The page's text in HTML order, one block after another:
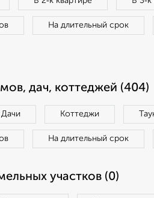
На длительный срок
дач, коттеджей (404)
Дачи Коттеджи
На длительный срок
участков (0)